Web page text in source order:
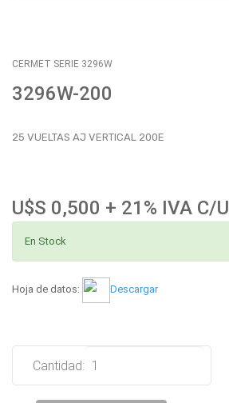
CERMET SERIE 3296W
3296W-200
25 VUELTAS AJ VERTICAL 200E
U$S 0,500 + 21% IVA C/U
En Stock
Hoja de datos: Descargar
Cantidad: